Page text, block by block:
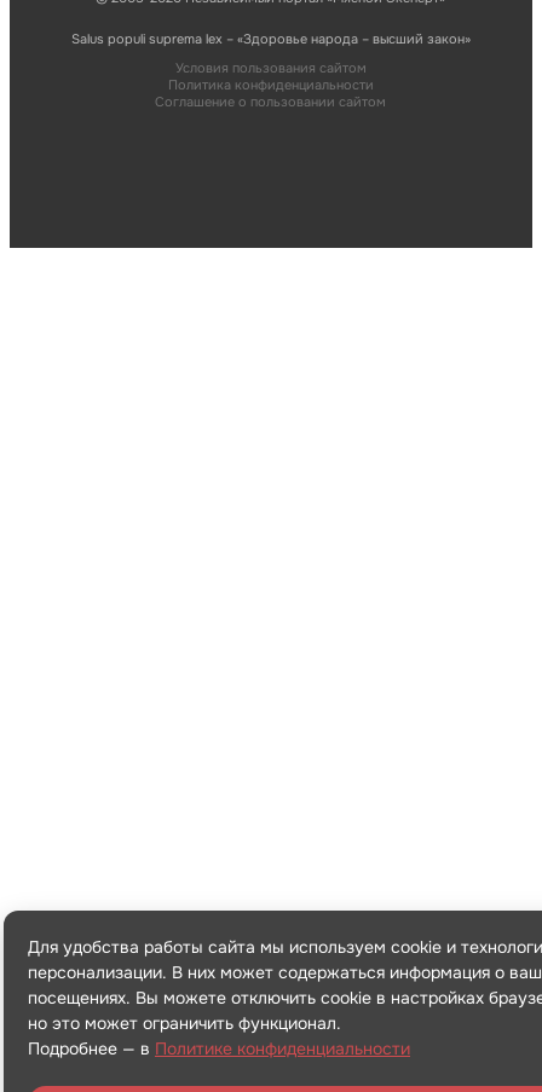
Salus populi suprema lex – «Здоровье народа – высший закон»
Условия пользования сайтом
Политика конфиденциальности
Соглашение о пользовании сайтом
Для удобства работы сайта мы используем cookie и
персонализации. В них может содержаться информация о
посещениях. Вы можете отключить cookie в настройках
но это может ограничить функционал.
Подробнее — в Политике конфиденциальности